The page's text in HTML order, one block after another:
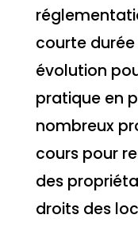
courte
évolution
pratique en
nombreux
cours pour
des
droits des